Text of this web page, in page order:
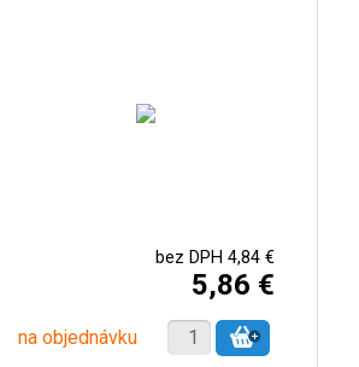
bez DPH 4,84 €
5,86 €
na objednávku